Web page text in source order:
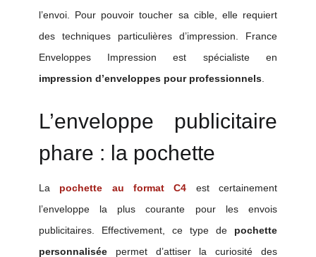
l’envoi. Pour pouvoir toucher sa cible, elle requiert
des techniques particulières d’impression. France
Enveloppes Impression est spécialiste en
impression d’enveloppes pour professionnels.
L’enveloppe publicitaire
phare : la pochette
La pochette au format C4 est certainement
l’enveloppe la plus courante pour les envois
publicitaires. Effectivement, ce type de pochette
personnaliséepermet d’attiser la curiosité des